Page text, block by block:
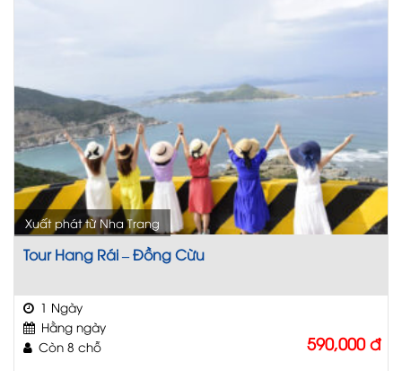
Tour Hang Rái – Đồng Cừu
Xuất phát từ Nha Trang
1 Ngày
Hằng ngày
Còn 8 chỗ
590,000đ